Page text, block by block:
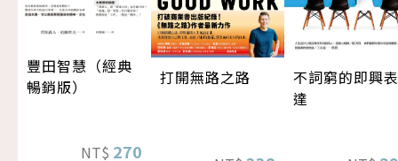
豐田智慧（經典
暢銷版）
NT$ 270
打開無路之路
不詞窮的即興表
達